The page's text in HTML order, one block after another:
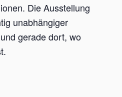
Die Ausstellung
unabhängiger
gerade dort, wo